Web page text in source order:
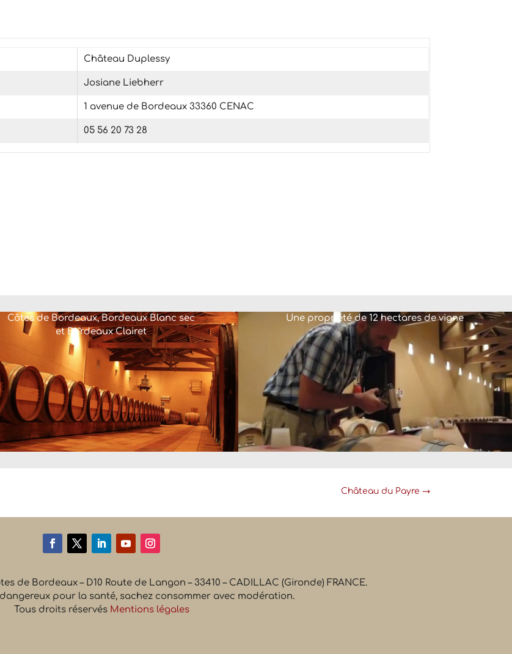
Château Duplessy
Josiane Liebherr
1 avenue de Bordeaux 33360 CENAC
05 56 20 73 28
Côtes de Bordeaux, Bordeaux Blanc sec
et Bordeaux Clairet
Une propriété de 12 hectares de vigne
Château du Payre →
de Bordeaux – D10 Route de Langon – 33410 – CADILLAC (Gironde) FRANCE.
dangereux pour la santé, sachez consommer avec modération.
Tous droits réservés Mentions légales